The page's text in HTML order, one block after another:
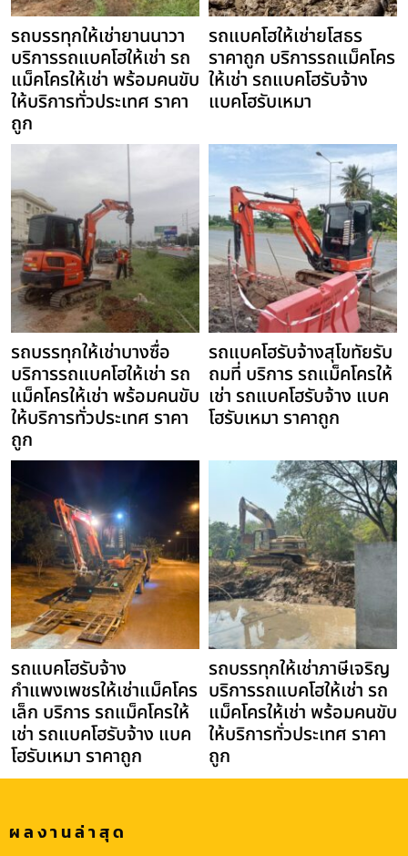
รถบรรทุกให้เช่ายานนาวา
บริการรถแบคโฮให้เช่า รถ
แม็คโครให้เช่า พร้อมคนขับ
ให้บริการทั่วประเทศ ราคา
ถูก
รถแบคโฮให้เช่ายโสธร
ราคาถูก บริการรถแม็คโคร
ให้เช่า รถแบคโฮรับจ้าง
แบคโฮรับเหมา
รถบรรทุกให้เช่าบางซื่อ
บริการรถแบคโฮให้เช่า รถ
แม็คโครให้เช่า พร้อมคนขับ
ให้บริการทั่วประเทศ ราคา
ถูก
รถแบคโฮรับจ้างสุโขทัยรับ
ถมที่ บริการ รถแม็คโครให้
เช่า รถแบคโฮรับจ้าง แบค
โฮรับเหมา ราคาถูก
รถแบคโฮรับจ้าง
กำแพงเพชรให้เช่าแม็คโคร
เล็ก บริการ รถแม็คโครให้
เช่า รถแบคโฮรับจ้าง แบค
โฮรับเหมา ราคาถูก
รถบรรทุกให้เช่าภาษีเจริญ
บริการรถแบคโฮให้เช่า รถ
แม็คโครให้เช่า พร้อมคนขับ
ให้บริการทั่วประเทศ ราคา
ถูก
ผลงานล่าสุด